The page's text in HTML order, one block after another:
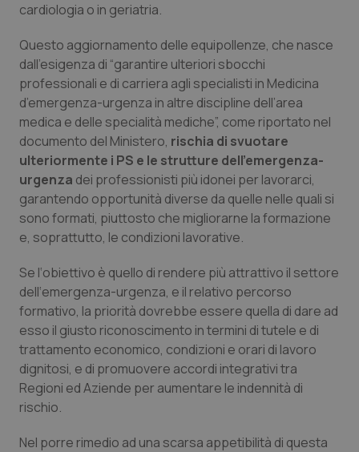
Friuli Venezia Giulia
Lazio
Liguria
Lombardia
Marche
Molise
Piemonte
Provincia Autonoma di Bolzano
Provincia Autonoma di Trento
Puglia
Sardegna
Dermatite Atopica
Diabete & glucometri
Disturbi dell’umore
Dolore
Donna & Salute
Epatiti
HIV
Infezioni & Febbre
Ipertensione & Scompenso
Malattie rare
Malattia di Crohn & Rettocolite Ulcerosa
cardiologia o in geriatria.
Questo aggiornamento delle equipollenze, che nasce
dall’esigenza di “garantire ulteriori sbocchi
professionali e di carriera agli specialisti in Medicina
d’emergenza-urgenza in altre discipline dell’area
medica e delle specialità mediche”, come riportato nel
documento del Ministero, rischia di svuotare
ulteriormente i PS e le strutture dell’emergenza-
urgenza dei professionisti più idonei per lavorarci,
garantendo opportunità diverse da quelle nelle quali si
sono formati, piuttosto che migliorarne la formazione
e, soprattutto, le condizioni lavorative.
Se l‘obiettivo è quello di rendere più attrattivo il settore
dell‘emergenza-urgenza, e il relativo percorso
formativo, la priorità dovrebbe essere quella di dare ad
esso il giusto riconoscimento in termini di tutele e di
trattamento economico, condizioni e orari di lavoro
dignitosi, e di promuovere accordi integrativi tra
Regioni ed Aziende per aumentare le indennità di
rischio.
Nel porre rimedio ad una scarsa appetibilità di questa